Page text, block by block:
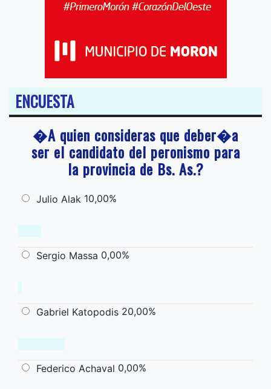
ENCUESTA
�A quien consideras que deber�a
ser el candidato del peronismo para
la provincia de Bs. As.?
Julio Alak 10,00%
Sergio Massa 0,00%
Gabriel Katopodis 20,00%
Federico Achaval 0,00%